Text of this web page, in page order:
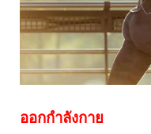
ออกกำลังกาย